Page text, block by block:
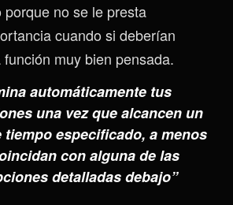
porque no se le presta
cuando si deberían
muy bien pensada.
automáticamente tus
una vez que alcancen un
tiempo especificado, a menos
con alguna de las
detalladas debajo”